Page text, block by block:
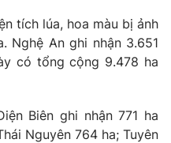
tích lúa, hoa màu bị ảnh
Nghệ An ghi nhận 3.651
có tổng cộng 9.478 ha
Biên ghi nhận 771 ha
Nguyên 764 ha; Tuyên